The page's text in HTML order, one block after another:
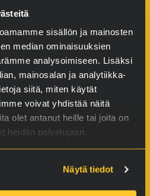
sisällön ja mainosten
median ominaisuuksien
analysoimiseen. Lisäksi
mainosalan ja analytiikka-
siitä, miten käytät
voivat yhdistää näitä
olet antanut heille tai joita on
heidän palvelujaan.
Näytä tiedot